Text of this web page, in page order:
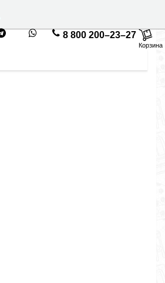
8 800 200–23–27
Корзина